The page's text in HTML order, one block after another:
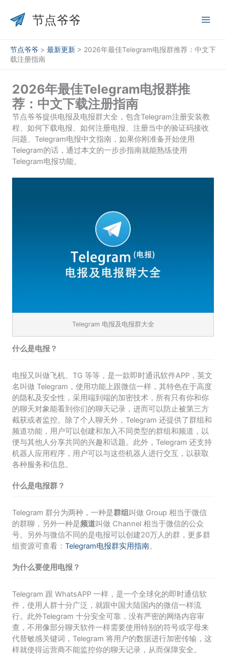
节点爷爷
节点爷爷 > 最新更新 > 2026年最佳Telegram电报群推荐：中文下
载注册指南
2026年最佳Telegram电报群推
荐：中文下载注册指南
节点爷爷提供电报及电报群大全，包含Telegram注册安装教
程、如何下载电报、如何注册电报、注册当中的验证码接收
问题、Telegram电报中文指南，如果你刚准备开始使用
Telegram的话，通过本文的一步步指南就能熟练使用
Telegram电报功能。
Telegram 电报及电报群大全
什么是电报？
电报又叫做飞机、TG 等等，是一款即时通讯软件APP，英文
名叫做 Telegram，使用功能上跟微信一样，其特色在于高度
的隐私及安全性，采用端到端的加密技术，所有只有你和你
的聊天对象能看到你们的聊天记录，进而可以防止被第三方
截获或者监控。除了个人聊天外，Telegram 还提供了群组和
频道功能，用户可以创建和加入不同类型的群组和频道，以
便与其他人分享共同的兴趣和话题。此外，Telegram 还支持
机器人应用程序，用户可以与这些机器人进行交互，以获取
各种服务和信息。
什么是电报群？
Telegram 群分为两种，一种是群组叫做 Group 相当于微信
的群聊，另外一种是频道叫做 Channel 相当于微信的公众
号。另外与微信不同的是电报可以创建20万人的群，更多群
组资源可查看： Telegram电报群实用指南。
为什么要使用电报？
Telegram 跟 WhatsAPP 一样，是一个全球化的即时通信软
件，使用人群十分广泛，就跟中国大陆国内的微信一样流
行。此外Telegram 十分安全可靠，没有严密的网络内容审
查，不用像部分聊天软件一样需要使用特别的符号或字母来
代替敏感关键词，Telegram 将用户的数据进行加密传输，这
样就使得运营商不能监控你的聊天记录，从而保障安全。